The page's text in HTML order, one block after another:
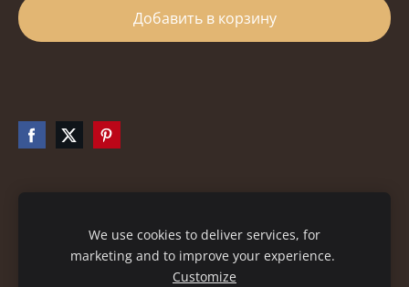
Добавить в корзину
We use cookies to deliver services, for
marketing and to improve your experience.
Customize